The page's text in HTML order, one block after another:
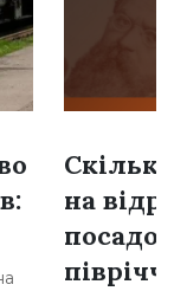
на